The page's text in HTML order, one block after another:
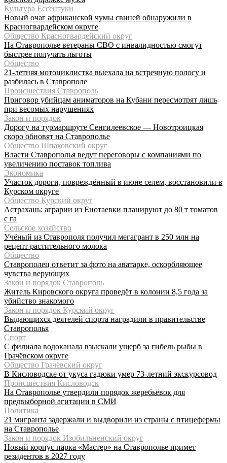
Культура Ессентуки
Новый очаг африканской чумы свиней обнаружили в
Красногвардейском округе
Общество Красногвардейский округ
На Ставрополье ветераны СВО с инвалидностью смогут
быстрее получать льготы
Общество
21-летняя мотоциклистка выехала на встречную полосу и
разбилась в Ставрополе
Происшествия Ставрополь
Приговор убийцам аниматоров на Кубани пересмотрят лишь
при весомых нарушениях
Закон и порядок
Дорогу на турмаршруте Сенгилеевское — Новотроицкая
скоро обновят на Ставрополье
Общество Шпаковский округ
Власти Ставрополья ведут переговоры с компаниями по
увеличению поставок топлива
Экономика
Участок дороги, повреждённый в июне селем, восстановили в
Курском округе
Общество Курский округ
Астрахань: аграрии из Енотаевки планируют до 80 т томатов
с га
Сельское хозяйство
Учёный из Ставрополя получил мегагрант в 250 млн на
рецепт растительного молока
Общество
Ставрополец ответит за фото на аватарке, оскорбляющее
чувства верующих
Закон и порядок Ставрополь
Житель Кировского округа проведёт в колонии 8,5 года за
убийство знакомого
Закон и порядок Курский округ
Выдающихся деятелей спорта наградили в правительстве
Ставрополья
Спорт
С филиала водоканала взыскали ущерб за гибель рыбы в
Грачёвском округе
Общество Грачёвский округ
В Кисловодске от укуса гадюки умер 73-летний экскурсовод
Происшествия Кисловодск
На Ставрополье утвердили порядок жеребьёвок для
предвыборной агитации в СМИ
Политика
21 мигранта задержали и выдворили из страны с птицефермы
на Ставрополье
Закон и порядок Изобильненский округ
Новый корпус парка «Мастер» на Ставрополье примет
резидентов в 2027 году